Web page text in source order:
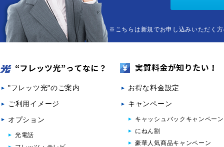
※こちらは新規でお申し込みいただく
"フレッツ光"のご案内
ご利用イメージ
オプション
光電話
お得な料金設定
キャンペーン
キャッシュバックキャンペーン
にねん割
豪華人気商品キャンペーン